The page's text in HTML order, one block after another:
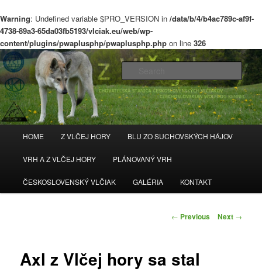
Warning: Undefined variable $PRO_VERSION in /data/b/4/b4ac789c-af9f-
4738-89a3-65da03fb5193/vlciak.eu/web/wp-
content/plugins/pwaplusphp/pwaplusphp.php on line 326
z Vlčej hory
chovateľská stanica československých vlčiakov
Skip
to
primary
HOME Z VLČEJ HORY BLU ZO SUCHOVSKÝCH HÁJOV
VRH A Z VLČEJ HORY PLÁNOVANÝ VRH
ČESKOSLOVENSKÝ VLČIAK GALÉRIA KONTAKT
Post
← Previous Next →
Axl z Vlčej hory sa stal